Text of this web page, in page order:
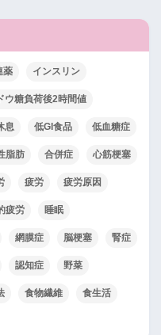
薬 インスリン
ウ糖負荷後2時間値
息 低GI食品 低血糖症
脂肪 合併症 心筋梗塞
疲労 疲労原因
疲労 睡眠
網膜症 脳梗塞 腎症
認知症 野菜
食物繊維 食生活